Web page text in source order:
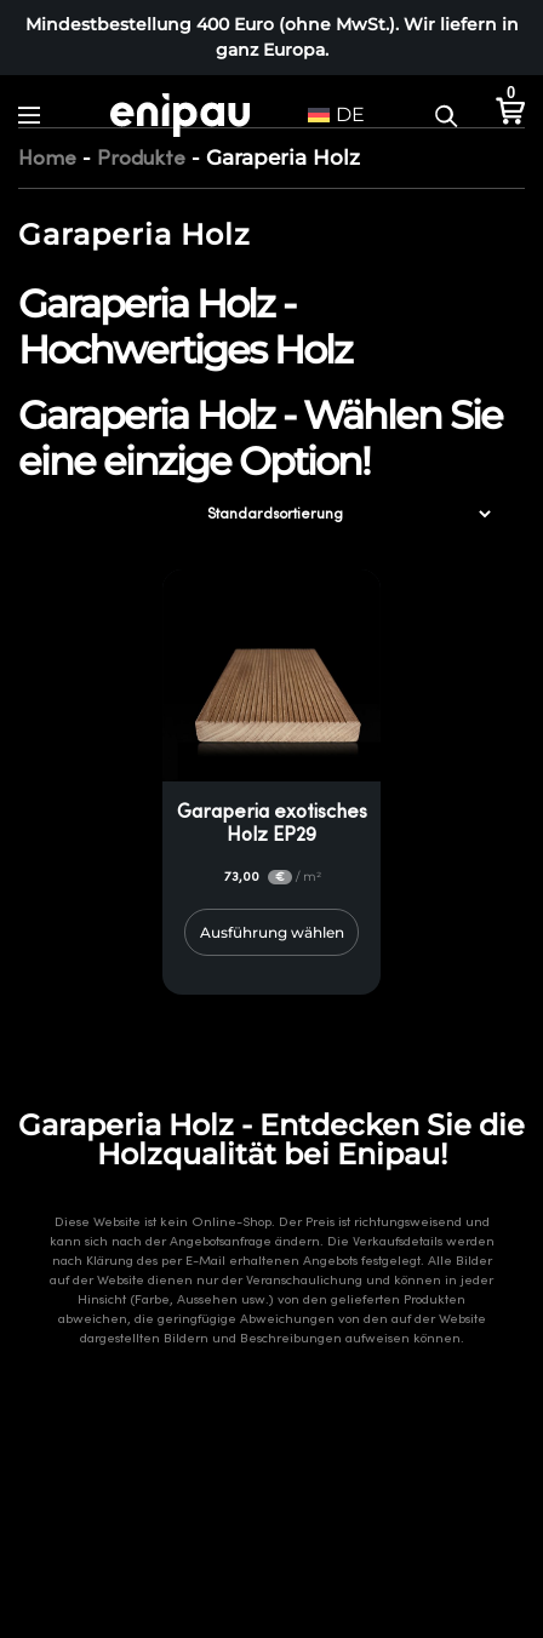
Mindestbestellung 400 Euro (ohne MwSt.). Wir liefern in
ganz Europa.
DE
0
Home - Produkte - Garaperia Holz
Garaperia Holz
Garaperia Holz -
Hochwertiges Holz
Garaperia Holz - Wählen Sie
eine einzige Option!
Garaperia exotisches
Holz EP29
73,00 € / m²
Ausführung wählen
Garaperia Holz - Entdecken Sie die
Holzqualität bei Enipau!
Diese Website ist kein Online-Shop. Der Preis ist richtungsweisend und
kann sich nach der Angebotsanfrage ändern. Die Verkaufsdetails werden
nach Klärung des per E-Mail erhaltenen Angebots festgelegt. Alle Bilder
auf der Website dienen nur der Veranschaulichung und können in jeder
Hinsicht (Farbe, Aussehen usw.) von den gelieferten Produkten
abweichen, die geringfügige Abweichungen von den auf der Website
dargestellten Bildern und Beschreibungen aufweisen können.